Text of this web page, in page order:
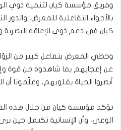
وفريق مؤسسة كيان لتنمية ذوي
بالأجواء التفاعلية للمعرض،
كيان في دعم ذوي الإعاقة البصرية
وحظي المعرض بتفاعل كبير من الزوّار
عن إعجابهم بما شاهدوه من قوة
أبصروا الحياة بقلوبهم، وعلّمونا
تؤكد مؤسسة كيان من خلال هذه
الوعي، وأن الإنسانية تكتمل حين نرى